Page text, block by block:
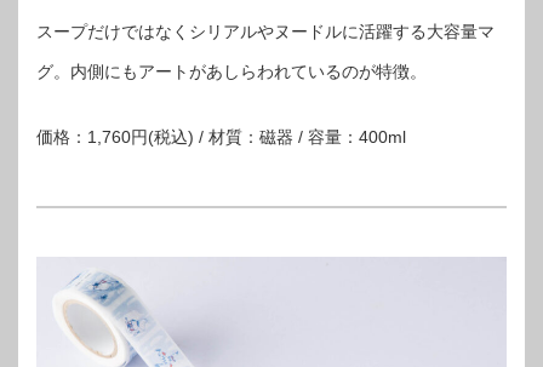
スープだけではなくシリアルやヌードルに活躍する大容量マ
グ。内側にもアートがあしらわれているのが特徴。
価格：1,760円(税込) / 材質：磁器 / 容量：400ml